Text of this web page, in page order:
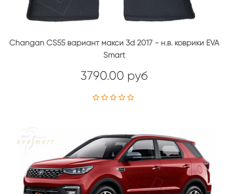
Changan CS55 вариант макси 3d 2017 - н.в. коврики EVA
Smart
3790.00 руб